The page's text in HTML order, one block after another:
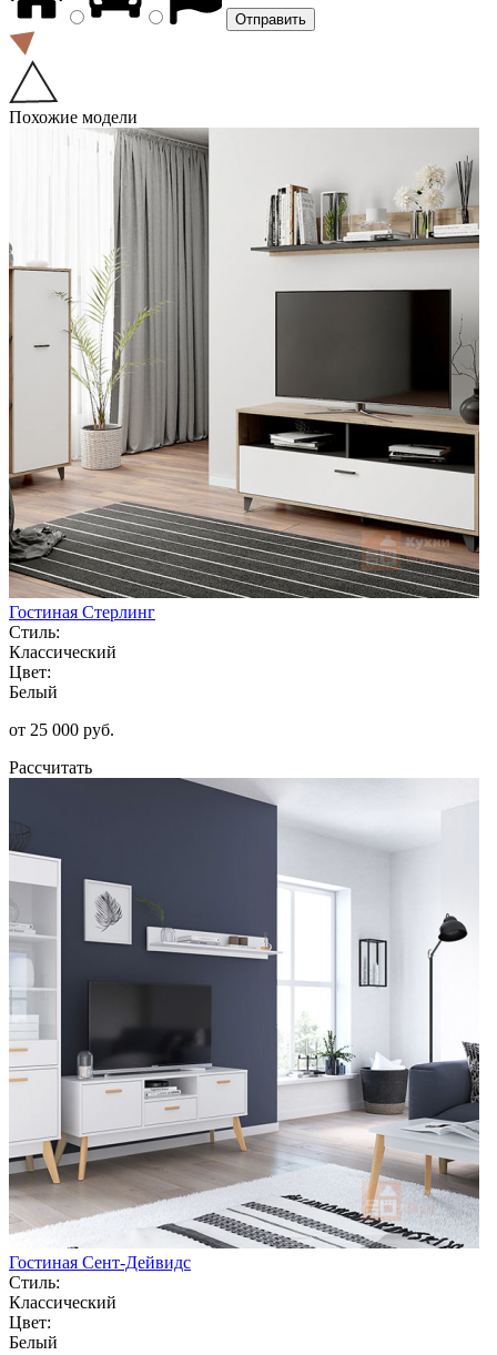
Похожие модели
Гостиная Стерлинг
Стиль:
Классический
Цвет:
Белый
от 25 000 руб.
Рассчитать
Гостиная Сент-Дейвидс
Стиль:
Классический
Цвет:
Белый